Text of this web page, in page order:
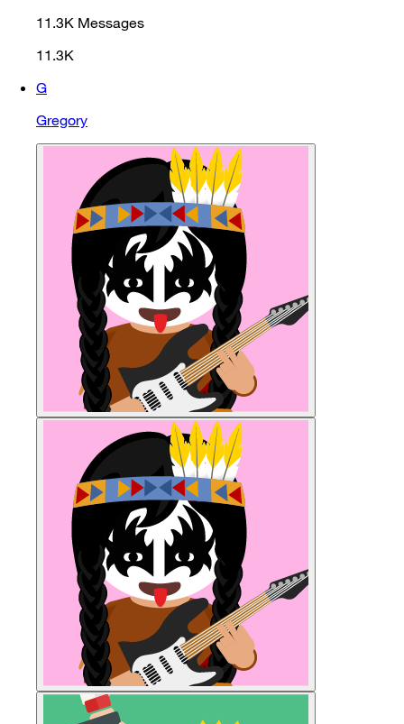
11.3K Messages
11.3K
G
Gregory